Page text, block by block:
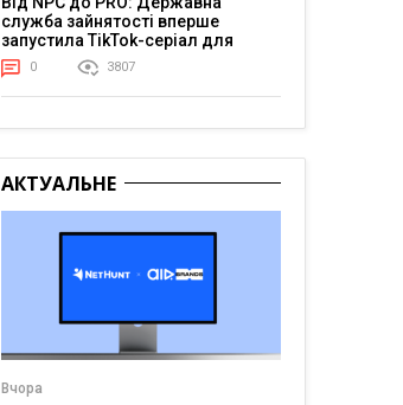
служба зайнятості вперше
запустила TikTok-серіал для
молоді
0 3807
АКТУАЛЬНЕ
Вчора